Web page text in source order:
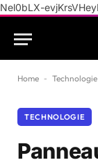
Nel0bLX-
Home - Technologie
TECHNOLOGIE